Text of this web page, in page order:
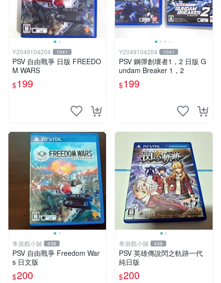
Y2049104204 1041
PSV 自由戰爭 日版 FREEDO
M WARS
$199
Y2049104204 1041
PSV 鋼彈創壞者1，2 日版 G
undam Breaker 1，2
$199
隼遊戲小舖 438
PSV 自由戰爭 Freedom War
s 日文版
$200
隼遊戲小舖 438
PSV 英雄傳說閃之軌跡一代
純日版
$200